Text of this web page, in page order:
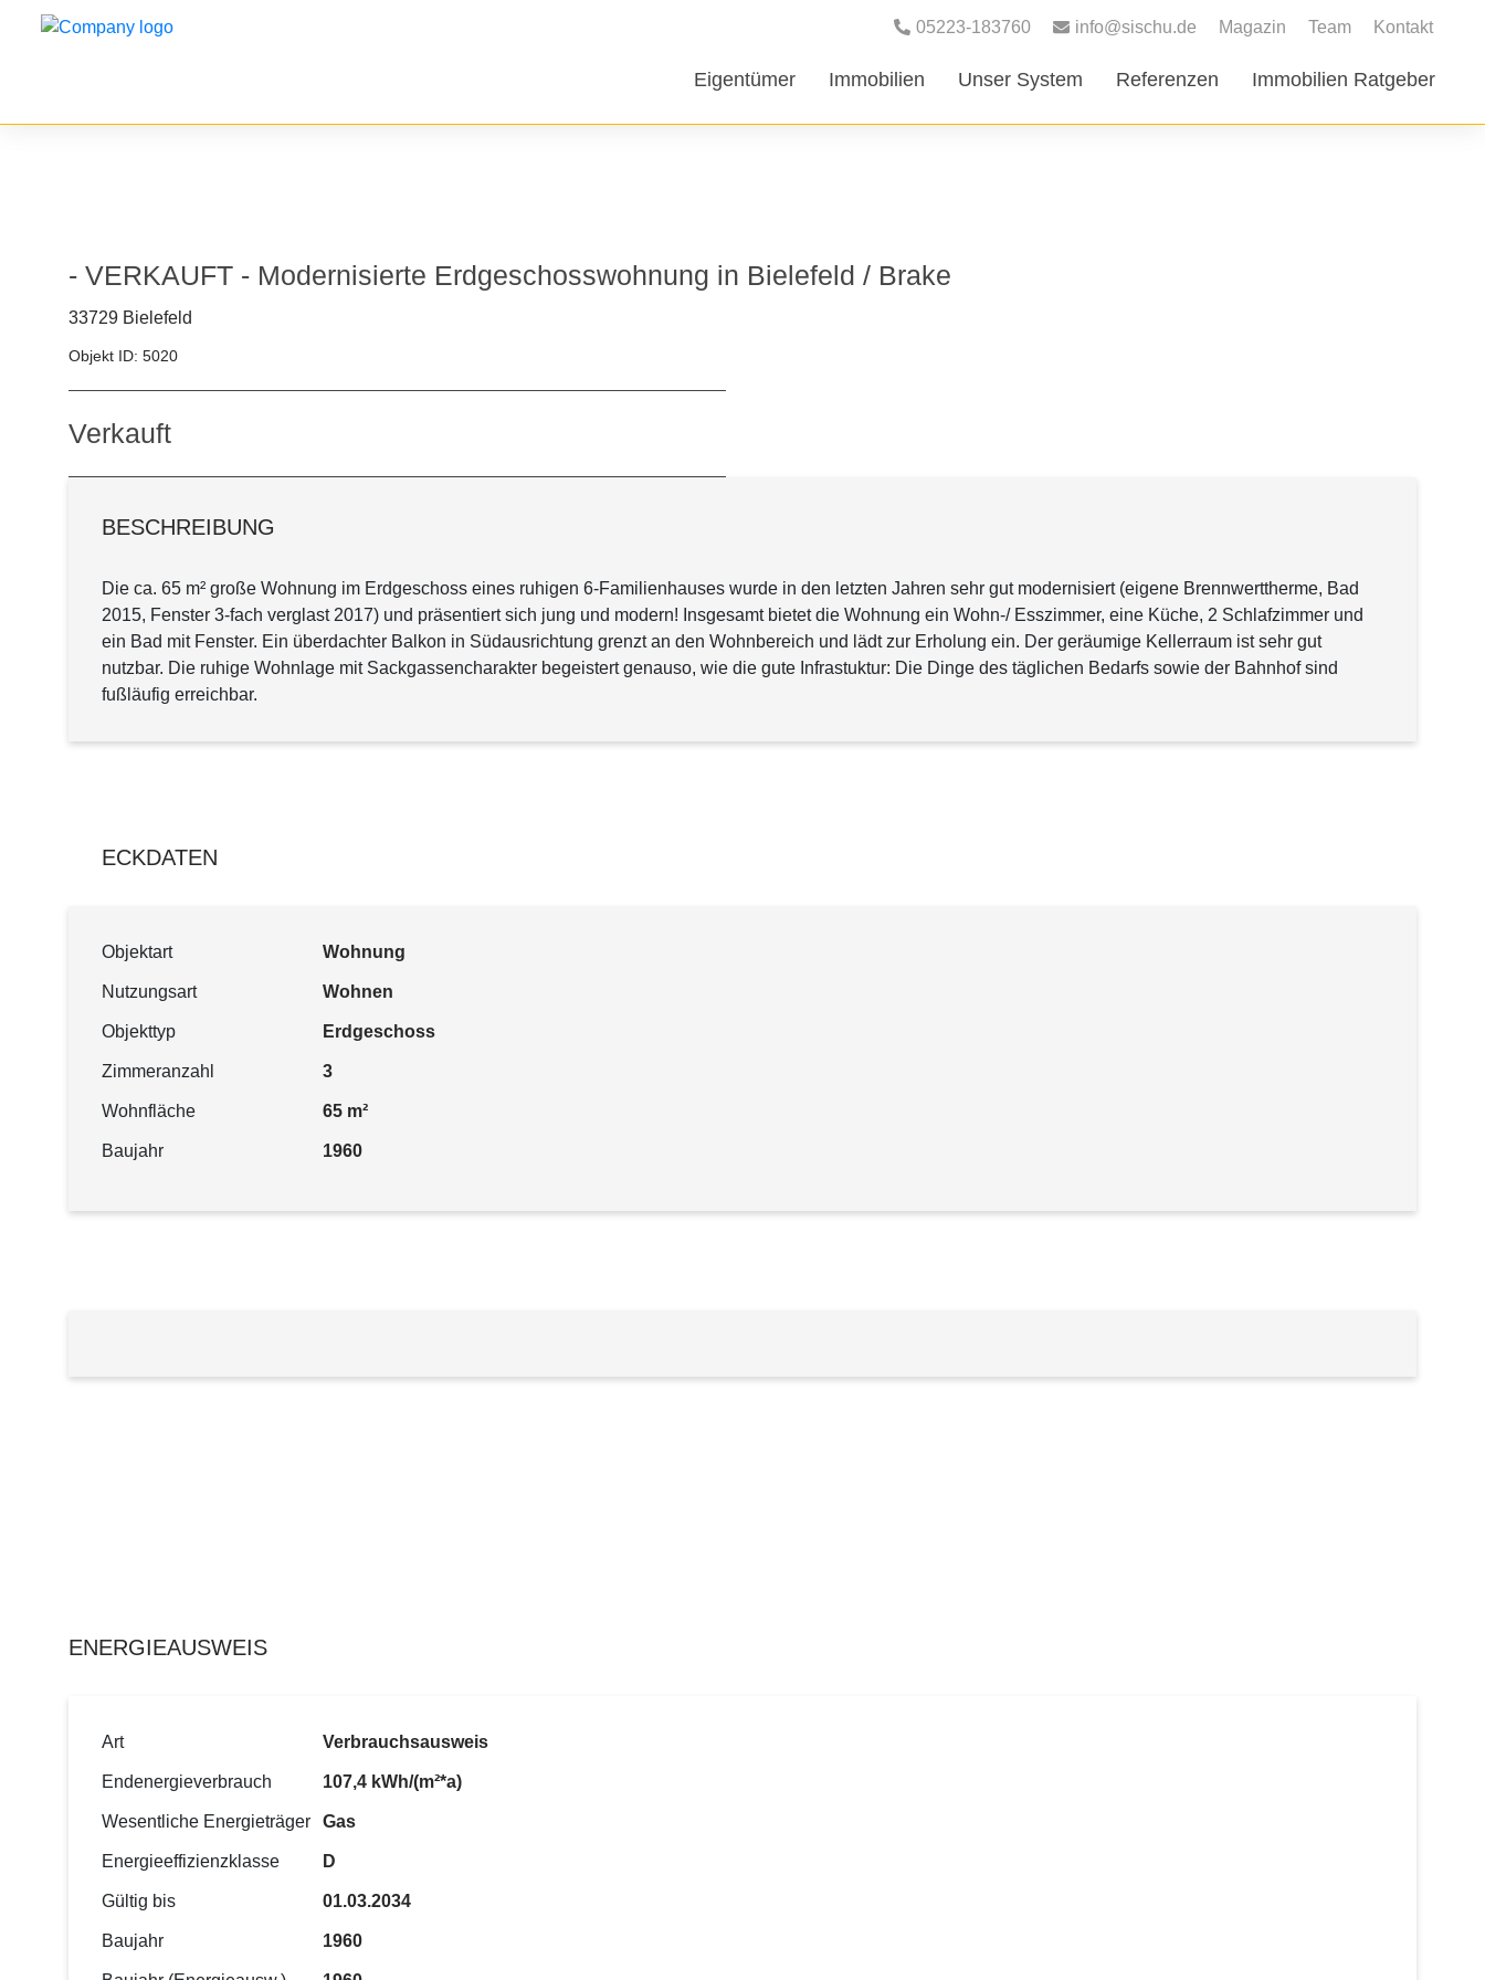
05223-183760 info@sischu.de Magazin Team Kontakt
Eigentümer Immobilien Unser System Referenzen Immobilien Ratgeber
- VERKAUFT - Modernisierte Erdgeschosswohnung in Bielefeld / Brake
33729 Bielefeld
Objekt ID: 5020
Verkauft
BESCHREIBUNG
Die ca. 65 m² große Wohnung im Erdgeschoss eines ruhigen 6-Familienhauses wurde in den letzten Jahren sehr gut modernisiert (eigene Brennwerttherme, Bad
2015, Fenster 3-fach verglast 2017) und präsentiert sich jung und modern! Insgesamt bietet die Wohnung ein Wohn-/ Esszimmer, eine Küche, 2 Schlafzimmer und
ein Bad mit Fenster. Ein überdachter Balkon in Südausrichtung grenzt an den Wohnbereich und lädt zur Erholung ein. Der geräumige Kellerraum ist sehr gut
nutzbar. Die ruhige Wohnlage mit Sackgassencharakter begeistert genauso, wie die gute Infrastuktur: Die Dinge des täglichen Bedarfs sowie der Bahnhof sind
fußläufig erreichbar.
ECKDATEN
Objektart Wohnung
Nutzungsart Wohnen
Objekttyp Erdgeschoss
Zimmeranzahl 3
Wohnfläche 65 m²
Baujahr 1960
ENERGIEAUSWEIS
Art Verbrauchsausweis
Endenergieverbrauch 107,4 kWh/(m²*a)
Wesentliche Energieträger Gas
Energieeffizienzklasse D
Gültig bis 01.03.2034
Baujahr 1960